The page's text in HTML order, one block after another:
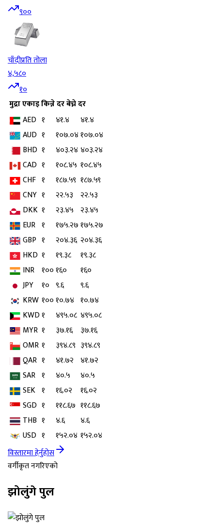
९००
चाँदीप्रति तोला
४,५८०
१०
मुद्राएकाइकिन्ने दरबेच्ने दर
AED १ ४१.४
४१.४
AUD १ १०७.०४१०७.०४
BHD १ ४०३.२४ ४०३.२४
CAD १ १०८.४५ १०८.४५
CHF १ १८७.५९ १८७.५९
CNY १ २२.५३
२२.५३
DKK १ २३.४५ २३.४५
EUR १ १७५.२७१७५.२७
GBP १ २०४.३६ २०४.३६
HKD १ १९.३८
१९.३८
INR १००१६०
१६०
JPY
१० ९.६
९.६
KRW १००१०.७४ १०.७४
KWD१ ४९५.०८ ४९५.०८
MYR १ ३७.१६
३७.१६
OMR १ ३९४.८९ ३९४.८९
QAR १ ४१.७२ ४१.७२
SAR १ ४०.५
४०.५
SEK १ १६.०२
१६.०२
SGD १ ११८.६७ ११८.६७
THB १ ४.६
४.६
USD १ १५२.०४ १५२.०४
विस्तारमा हेर्नुहोस
वर्गीकृत नगरिएको
झोलुंगे पुल